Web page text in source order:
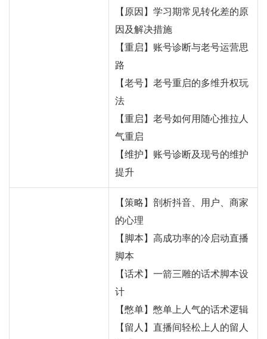
【原因】学习期常见转化差的原
因及解决措施
【重启】账号诊断与老号运营思
路
【老号】老号重启的多维升权玩
法
【重启】老号如何用随心推拉人
气重启
【维护】账号诊断及现号的维护
提升
【策略】剖析抖音、用户、商家
的心理
【脚本】高成功率的冷启动直播
脚本
【话术】一箭三雕的话术脚本设
计
【憋单】憋单上人气的话术逻辑
【留人】直播间轻松上人的留人